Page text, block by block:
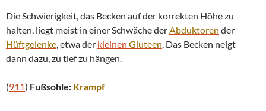
Die Schwierigkeit, das Becken auf der korrekten Höhe zu
halten, liegt meist in einer Schwäche derAbduktoren der
Hüftgelenke, etwa der kleinen Gluteen. Das Becken neigt
dann dazu, zu tief zu hängen.
(911) Fußsohle: Krampf